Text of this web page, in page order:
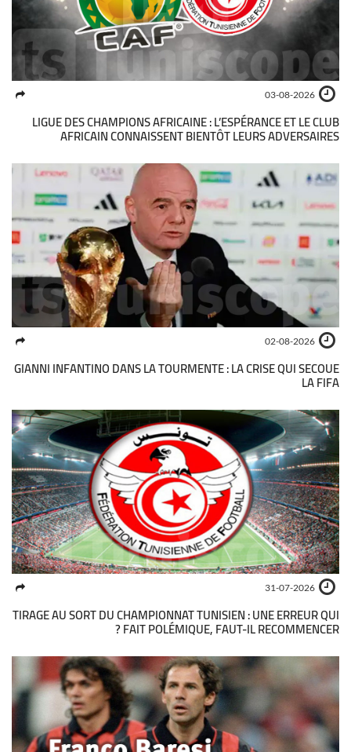
03-08-2026
LIGUE DES CHAMPIONS AFRICAINE : L’ESPÉRANCE ET LE CLUB
AFRICAIN CONNAISSENT BIENTÔT LEURS ADVERSAIRES
02-08-2026
GIANNI INFANTINO DANS LA TOURMENTE : LA CRISE QUI SECOUE
LA FIFA
31-07-2026
TIRAGE AU SORT DU CHAMPIONNAT TUNISIEN : UNE ERREUR QUI
FAIT POLÉMIQUE, FAUT-IL RECOMMENCER ?